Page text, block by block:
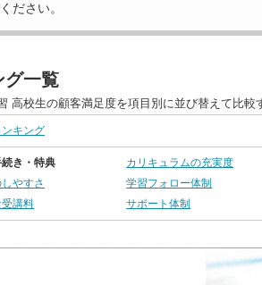
ださい。
グ一覧
高校生の顧客満足度を項目別に並び替えて比較
キング
き・特典 カリキュラムの充実度
やすさ
学習フォロー体制
講料
サポート体制